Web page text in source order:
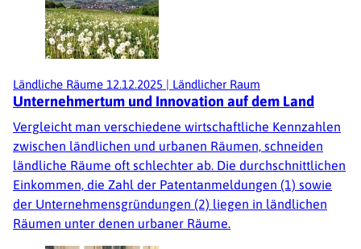
Ländliche Räume 12.12.2025 | Ländlicher Raum
Unternehmertum und Innovation auf dem Land
Vergleicht man verschiedene wirtschaftliche Kennzahlen
zwischen ländlichen und urbanen Räumen, schneiden
ländliche Räume oft schlechter ab. Die durchschnittlichen
Einkommen, die Zahl der Patentanmeldungen (1) sowie
der Unternehmensgründungen (2) liegen in ländlichen
Räumen unter denen urbaner Räume.